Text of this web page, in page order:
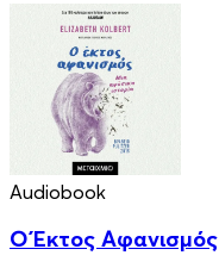
Audiobook
Ο Έκτος Αφανισμός